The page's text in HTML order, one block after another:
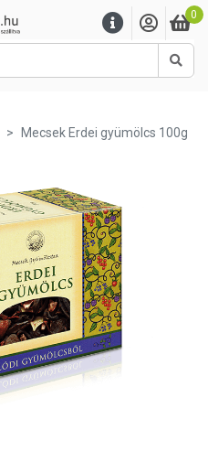
0
Mecsek Erdei gyümölcs 100g